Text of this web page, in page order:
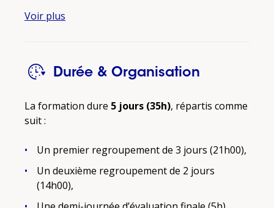
Être titulaire d’une certification de niveau 5
Être titulaire d’un Baccalauréat et justifier
secteur RH ou comme manager(euse) d’un
service ou centre de profit pendant minimum
Être doté(e) d’une expérience professionnelle
dans le secteur RH ou avoir été
manager(euse) d’un service ou d’un centre de
Voir plus
Durée & Organisation
La formation dure 5 jours (35h), répartis comme
suit :
Un premier regroupement de 3 jours (21h00),
Un deuxième regroupement de 2 jours
(14h00),